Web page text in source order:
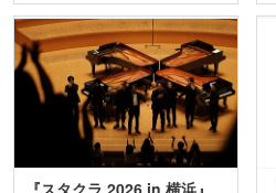
『スタクラ 2026 in 横浜』